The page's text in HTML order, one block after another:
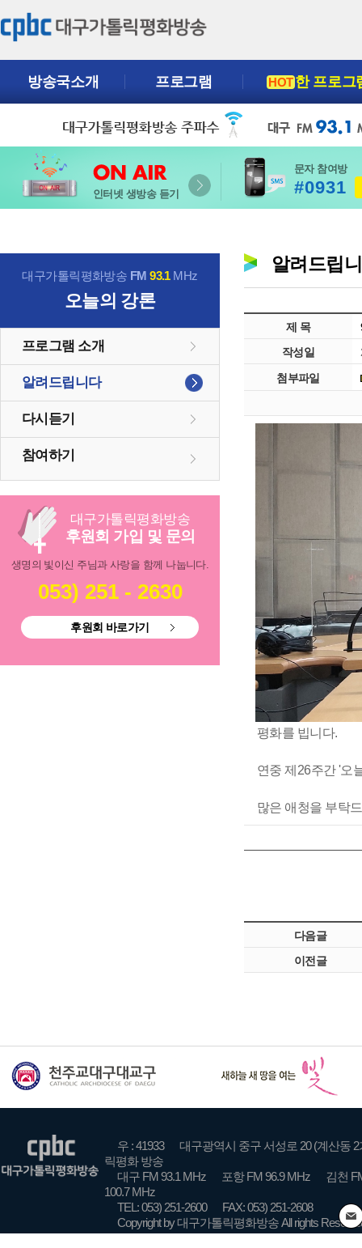
방송국소개 프로그램 HOT한 프로그
인터넷 생방송 듣기
문자 참여방
#0931
대구가톨릭평화방송 FM93.1MHz
오늘의 강론
프로그램 소개
알려드립니다
다시듣기
참여하기
대구가톨릭평화방송
후원회 가입 및 문의
생명의 빛이신 주님과 사랑을 함께 나눕니다.
053) 251 - 2630
후원회 바로가기
알려드립
제 목
작성일
첨부파일
평화를 빕니다.
연중 제26주간 '오
많은 애청을 부탁
다음글
이전글
우 : 41933
대구광역시 중구 서성로 20 (계산동 2
릭평화 방송
대구 FM 93.1 MHz
포항 FM 96.9 MHz
김천
100.7 MHz
TEL: 053) 251-2600
FAX: 053) 251-2608
Copyright by 대구가톨릭평화방송 All rights